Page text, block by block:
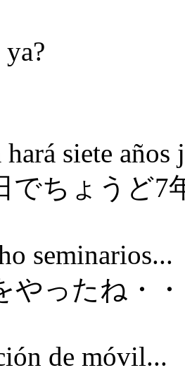
ya?
siete años
でちょうど7
seminarios...
やったね・
de móvil...